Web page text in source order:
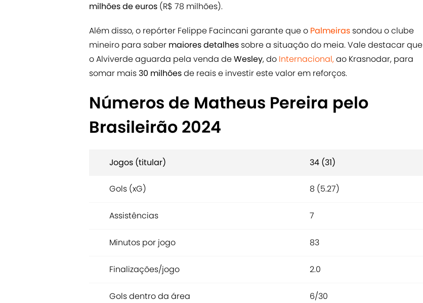
milhões de euros (R$ 78 milhões).
Além disso, o repórter Felippe Facincani garante que o Palmeiras sondou o clube
mineiro para saber maiores detalhes sobre a situação do meia. Vale destacar que
o Alviverde aguarda pela venda deWesley, do Internacional,ao Krasnodar, para
somar mais 30 milhõesde reais e investir este valor em reforços.
Números de Matheus Pereira pelo
Brasileirão 2024
Jogos (titular) 34 (31)
Gols (xG) 8 (5.27)
Assistências 7
Minutos por jogo 83
Finalizações/jogo 2.0
Gols dentro da área 6/30